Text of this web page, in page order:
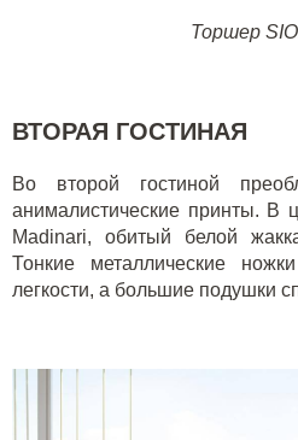
Торшер
ВТОРАЯ ГОСТИНАЯ
Во второй гостиной
анималистические принты. В
Madinari, обитый белой
Тонкие металлические
легкости, а большие подушки